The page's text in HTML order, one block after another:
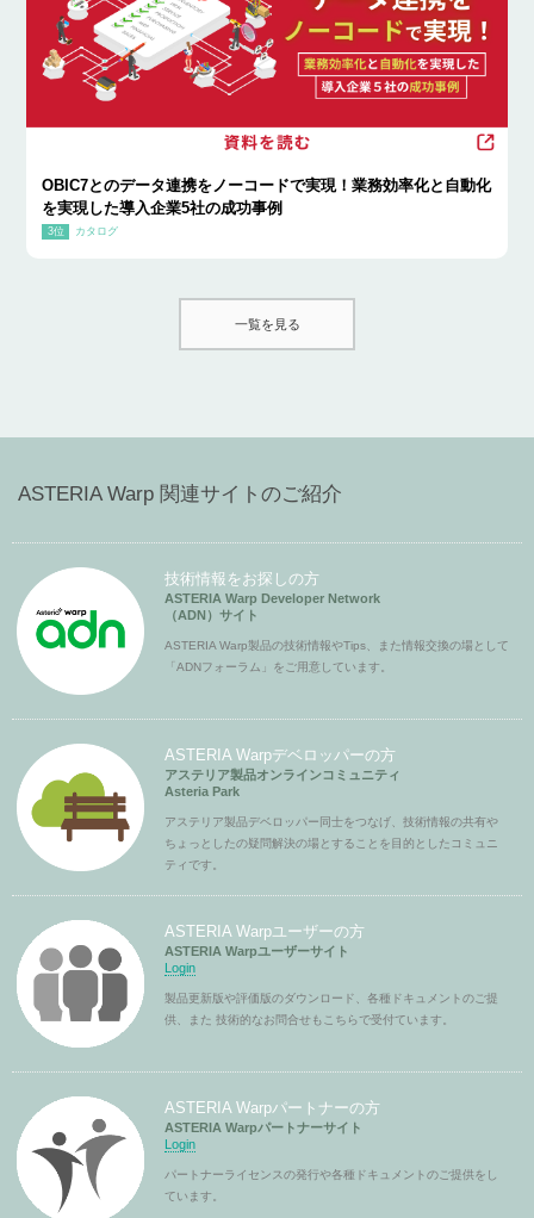
OBIC7とのデータ連携をノーコードで実現！業務効率化と自動化
を実現した導入企業5社の成功事例
カタログ
一覧を見る
ASTERIA Warp 関連サイトのご紹介
技術情報をお探しの方
ASTERIA Warp Developer Network
（ADN）サイト
ASTERIA Warp製品の技術情報やTips、また情報交換の場として
「ADNフォーラム」をご用意しています。
ASTERIA Warpデベロッパーの方
アステリア製品オンラインコミュニティ
Asteria Park
アステリア製品デベロッパー同士をつなげ、技術情報の共有や
ちょっとしたの疑問解決の場とすることを目的としたコミュニ
ティです。
ASTERIA Warpユーザーの方
ASTERIA Warpユーザーサイト
Login
製品更新版や評価版のダウンロード、各種ドキュメントのご提
供、また 技術的なお問合せもこちらで受付ています。
ASTERIA Warpパートナーの方
ASTERIA Warpパートナーサイト
Login
パートナーライセンスの発行や各種ドキュメントのご提供をし
ています。